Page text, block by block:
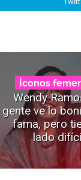
Íconos
Wendy
gente ve lo
fama, pero
lado